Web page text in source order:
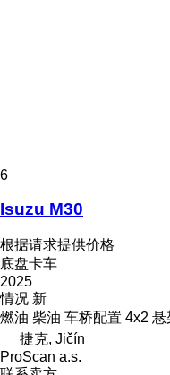
6
Isuzu M30
根据请求提供价格
底盘卡车
2025
情况 新
燃油 柴油 车桥配置 4x2 悬
捷克, Jičín
ProScan a.s.